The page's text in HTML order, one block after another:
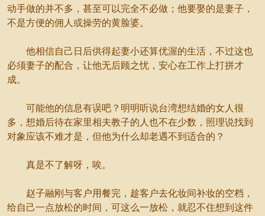
动手做的并不多，甚至可以完全不必做；他要娶的是妻子，
不是方便的佣人或操劳的黄脸婆。
他相信自己日后供得起妻小还算优渥的生活，不过这也
必须妻子的配合，让他无后顾之忧，安心在工作上打拼才
成。
可能他的信息有误吧？明明听说台湾想结婚的女人很
多，想婚后待在家里相夫教子的人也不在少数，照理说找到
对象应该不难才是，但他为什么却老遇不到适合的？
真是不了解呀，唉。
赵子融刚与客户用餐完，趁客户去化妆间补妆的空档，
给自己一点放松的时间，可这么一放松，就忍不住想到这件